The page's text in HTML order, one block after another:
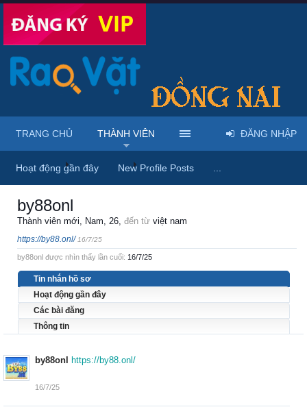
Trang chủ Thành viên by88onl
by88onl
Thành viên mới, Nam, 26, đến từ việt nam
https://by88.onl/ 16/7/25
by88onl được nhìn thấy lần cuối: 16/7/25
Tin nhắn hồ sơ
Hoạt động gần đây
Các bài đăng
Thông tin
by88onl https://by88.onl/
16/7/25
TRANG CHỦ THÀNH VIÊN
Hoạt động gần đây New Profile Posts
ĐĂNG NHẬP